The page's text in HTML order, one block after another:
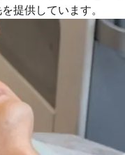
を提供しています。